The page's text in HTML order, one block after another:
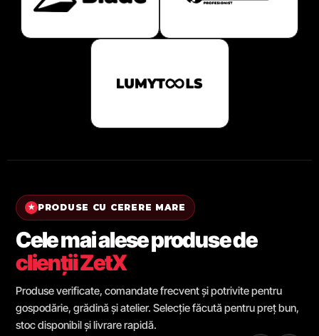
★ PRODUSE CU CERERE MARE
Cele mai alese produse de
clienții ZetX
Produse verificate, comandate frecvent și potrivite pentru
gospodărie, grădină și atelier. Selecție făcută pentru preț bun,
stoc disponibil și livrare rapidă.